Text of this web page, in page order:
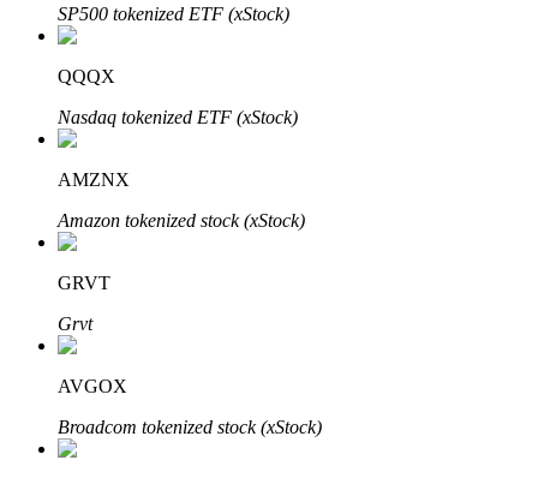
Đầu tư cố định và quản lý tài chính
Tận hưởng việc quản lý tài chính hiện tại và thu nhập lâu dài
Staking 101
Tìm hiểu về kiếm thu nhập thụ động
SP500 tokenized ETF (xStock)
QQQX
Nasdaq tokenized ETF (xStock)
AMZNX
Amazon tokenized stock (xStock)
GRVT
Grvt
AVGOX
Broadcom tokenized stock (xStock)